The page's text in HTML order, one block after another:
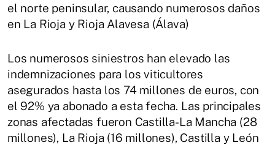
el norte peninsular, causando numerosos daños
en La Rioja y Rioja Alavesa (Álava)
Los numerosos siniestros han elevado las
indemnizaciones para los viticultores
asegurados hasta los 74 millones de euros, con
el 92% ya abonado a esta fecha. Las principales
zonas afectadas fueron Castilla-La Mancha (28
millones), La Rioja (16 millones), Castilla y León